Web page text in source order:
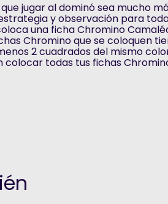
jugar al dominó sea mucho
y observación para
una ficha Chromino
Chromino que se coloquen
2 cuadrados del mismo
colocar todas tus fichas